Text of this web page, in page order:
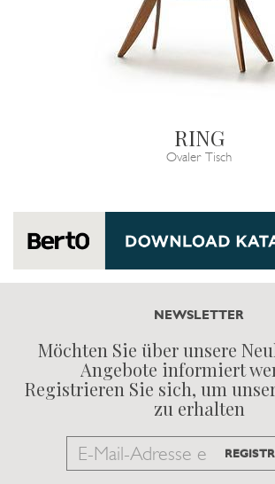
RING
Ovaler Tisch
NEWSLETTER
Möchten Sie über unsere
Angebote informiert
Registrieren Sie sich, um
zu erhalten
Email